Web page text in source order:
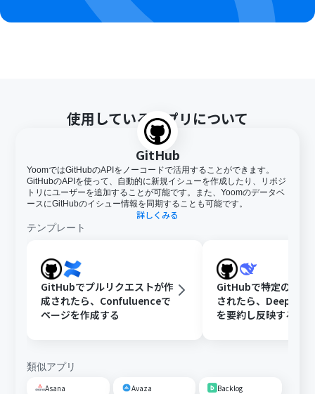
使用しているアプリについて
GitHub
YoomではGitHubのAPIをノーコードで活用することができます。
GitHubのAPIを使って、自動的に新規イシューを作成したり、リポジ
トリにユーザーを追加することが可能です。また、Yoomのデータベ
ースにGitHubのイシュー情報を同期することも可能です。
詳しくみる
テンプレート
GitHubでプルリクエストが作
成されたら、Confuluenceで
ページを作成する
GitHubで特定の
されたら、
を要約し反映する
類似アプリ
Asana Avaza Backlog